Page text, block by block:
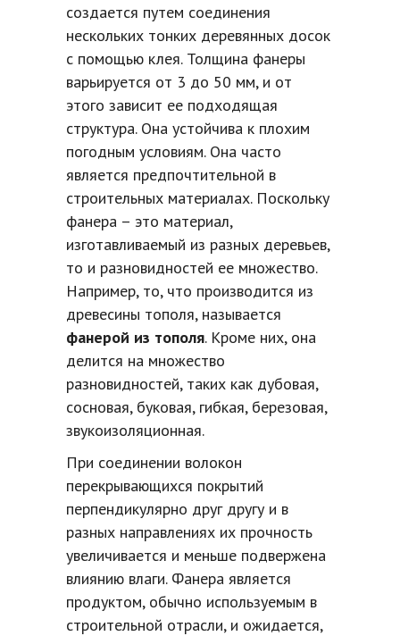
создается путем соединения
нескольких тонких деревянных досок
с помощью клея. Толщина фанеры
варьируется от 3 до 50 мм, и от
этого зависит ее подходящая
структура. Она устойчива к плохим
погодным условиям. Она часто
является предпочтительной в
строительных материалах. Поскольку
фанера – это материал,
изготавливаемый из разных деревьев,
то и разновидностей ее множество.
Например, то, что производится из
древесины тополя, называется
фанерой из тополя. Кроме них, она
делится на множество
разновидностей, таких как дубовая,
сосновая, буковая, гибкая, березовая,
звукоизоляционная.
При соединении волокон
перекрывающихся покрытий
перпендикулярно друг другу и в
разных направлениях их прочность
увеличивается и меньше подвержена
влиянию влаги. Фанера является
продуктом, обычно используемым в
строительной отрасли, и ожидается,